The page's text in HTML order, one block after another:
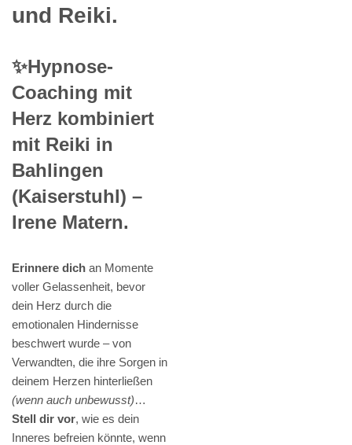
und Reiki.
✨Hypnose-
Coaching mit
Herz kombiniert
mit Reiki in
Bahlingen
(Kaiserstuhl) –
Irene Matern.
Erinnere dich an Momente
voller Gelassenheit, bevor
dein Herz durch die
emotionalen Hindernisse
beschwert wurde – von
Verwandten, die ihre Sorgen in
deinem Herzen hinterließen
(wenn auch unbewusst)…
Stell dir vor, wie es dein
Inneres befreien könnte, wenn